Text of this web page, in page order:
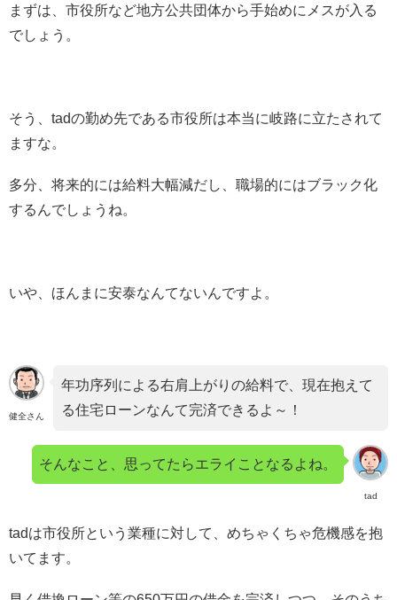
まずは、市役所など地方公共団体から手始めにメスが入る
でしょう。
そう、tadの勤め先である市役所は本当に岐路に立たされて
ますな。
多分、将来的には給料大幅減だし、職場的にはブラック化
するんでしょうね。
いや、ほんまに安泰なんてないんですよ。
健全さん
年功序列による右肩上がりの給料で、現在抱えて
る住宅ローンなんて完済できるよ～！
tad
そんなこと、思ってたらエライことなるよね。
tadは市役所という業種に対して、めちゃくちゃ危機感を抱
いてます。